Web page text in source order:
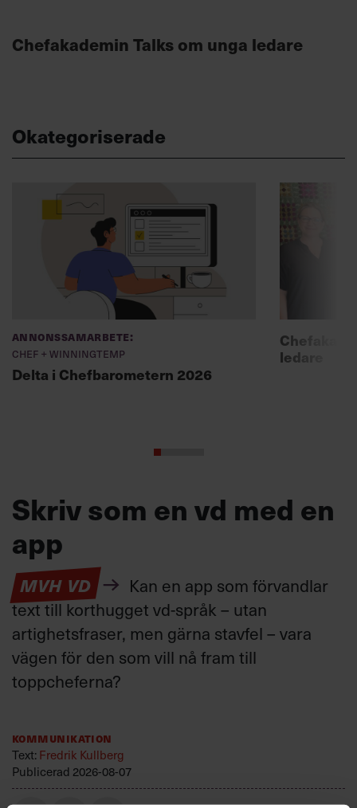
Chefakademin Talks om unga ledare
Okategoriserade
Annonssamarbete:
Chef + Winningtemp
Delta i Chefbarometern 2026
ledare
Skriv som en vd med en
app
MVH VD
Kan en app som förvandlar
text till korthugget vd-språk – utan
artighetsfraser, men gärna stavfel – vara
vägen för den som vill nå fram till
toppcheferna?
Kommunikation
Text:Fredrik Kullberg
Publicerad 2026-08-07